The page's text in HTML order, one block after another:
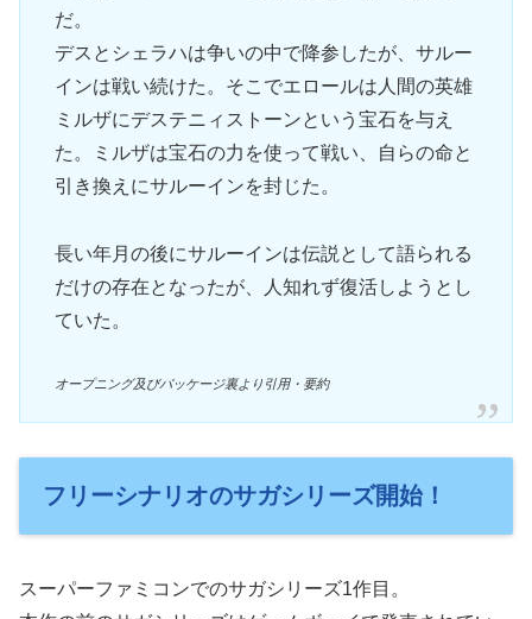
だ。
デスとシェラハは争いの中で降参したが、サルー
インは戦い続けた。そこでエロールは人間の英雄
ミルザにデステニィストーンという宝石を与え
た。ミルザは宝石の力を使って戦い、自らの命と
引き換えにサルーインを封じた。
長い年月の後にサルーインは伝説として語られる
だけの存在となったが、人知れず復活しようとし
ていた。
オープニング及びパッケージ裏より引用・要約
フリーシナリオのサガシリーズ開始！
スーパーファミコンでのサガシリーズ1作目。